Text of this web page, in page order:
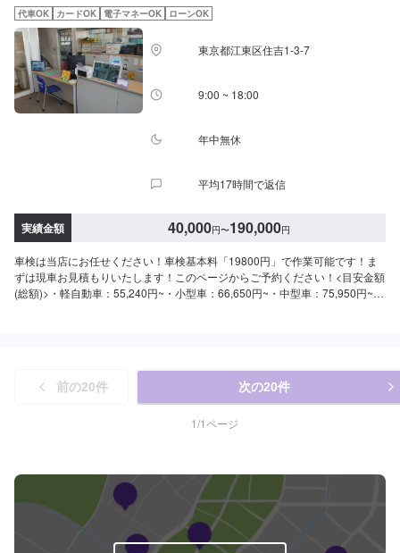
をご提案いたします。また高温多湿の日本において、7年を超えたクルマの場
合、修理時やご納車後に関わらず、修理箇所に付随した部分に別の問題が発
生することもございます。問題解決に向けて、最後までしっかりとした説明
と対応をさせていただきます。説明力も品質です、安心してご利用ください
ませ。<料金表>新車から数えて「はじめて」「2回目」は代車なし60分立会
い車検、「3回目」は代車あり預かり車検です。【はじめてなら】●タント･ワ
ゴンR･Nシリーズ：43,329円〜●ヴィッツ・フィット・マーチ：54,599円〜●
ー：70,999円〜●アルファード・エルグランド：79,199円〜●ベンツA/B･
Audi7/8など：93,040円〜●ベンツG･BMWX･VWトゥアレグなど：114,940
ィット・マーチ：66,640円〜●カローラ・レガシーティーダ：74,840円〜●マ
ークX・オデッセイ・ボクシー：83,040円〜●アルファード・エルグランド：
VWゴルフなど：106,740円〜●ベンツE･BMW5/6･VWパサートなど：
106,740円〜●ベンツS･BMW7･Audi7/8など：106,740円〜【3回目以降は】●
タント･ワゴンR･Nシリーズ：60,070円〜●ヴィッツ・フィット・マーチ：
検（はじめてならこれ･2回目ならこれ）ご利用で4WDか1BOXの場合は3,000
円増しとなります。※4:※3が4WDの1BOXの場合は3,000円増しとなります。<
代車OK カードOK 電子マネーOK ローンOK
東京都江東区住吉1-3-7
9:00 ~ 18:00
年中無休
平均17時間で返信
実績金額 40,000円〜190,000円
車検は当店にお任せください！車検基本料「19800円」で作業可能です！ま
ずは現車お見積もりいたします！このページからご予約ください！<目安金額
(総額)>・軽自動車：55,240円~・小型車：66,650円~・中型車：75,950円~・
頂きます。お客様の大切なお車のメンテナンスは是非当店にお任せくださ
前の20件 次の20件
1/1ページ